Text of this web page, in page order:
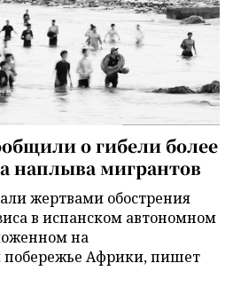
о гибели более
наплыва мигрантов
жертвами обострения
в испанском автономном
на
побережье Африки, пишет